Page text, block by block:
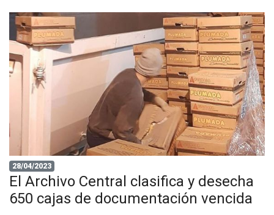
28/04/2023
El Archivo Central clasifica y desecha
650 cajas de documentación vencida